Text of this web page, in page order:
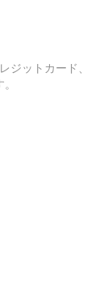
ジットカード、